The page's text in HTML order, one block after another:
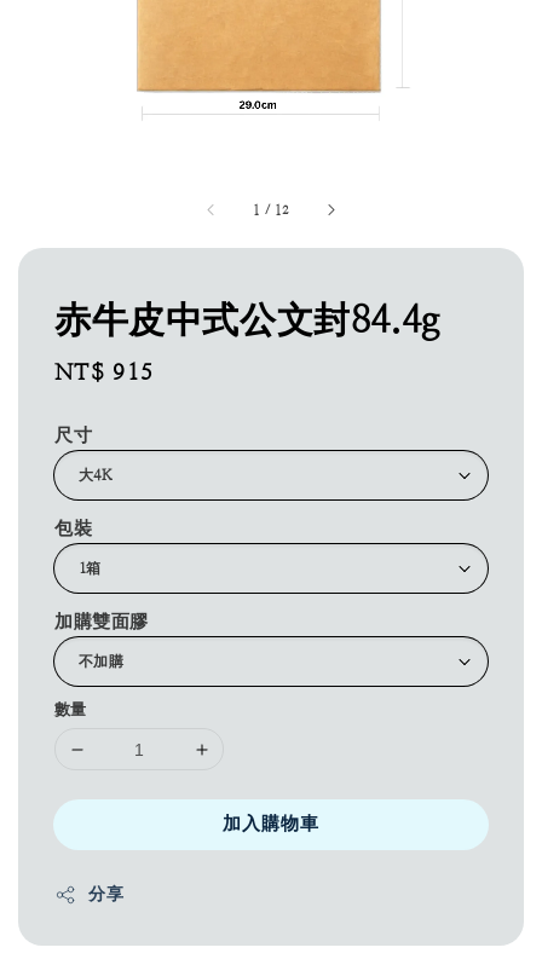
1 / 12
赤牛皮中式公文封84.4g
Regular
NT$ 915
尺寸
包裝
加購雙面膠
數量
加入購物車
分享